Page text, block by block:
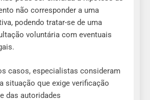
não corresponder a uma
podendo tratar-se de uma
voluntária com eventuais
casos, especialistas consideram
situação que exige verificação
das autoridades